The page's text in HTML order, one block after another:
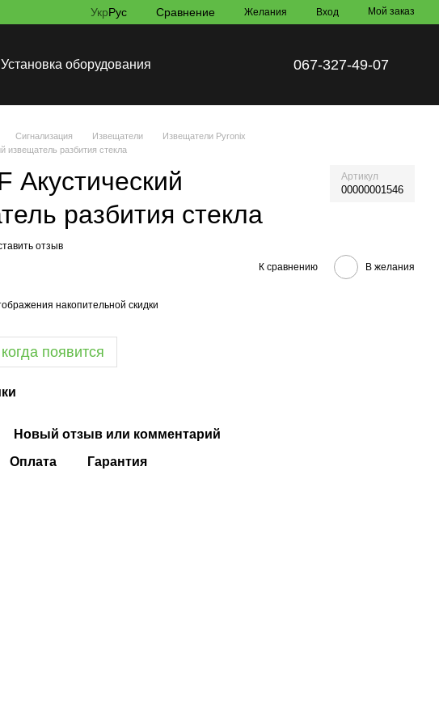
УкрРус Сравнение Желания Вход Мой заказ
Установка оборудования 067-327-49-07
Сигнализация Извещатели
Извещатели Pyronix
извещатель разбития стекла
Акустический
разбития стекла
Артикул
00000001546
отзыв
К сравнению В желания
накопительной скидки
появится
Новый отзыв или комментарий
Оплата Гарантия